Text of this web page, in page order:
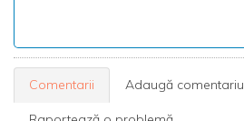
Comentarii Adaugă comentariu